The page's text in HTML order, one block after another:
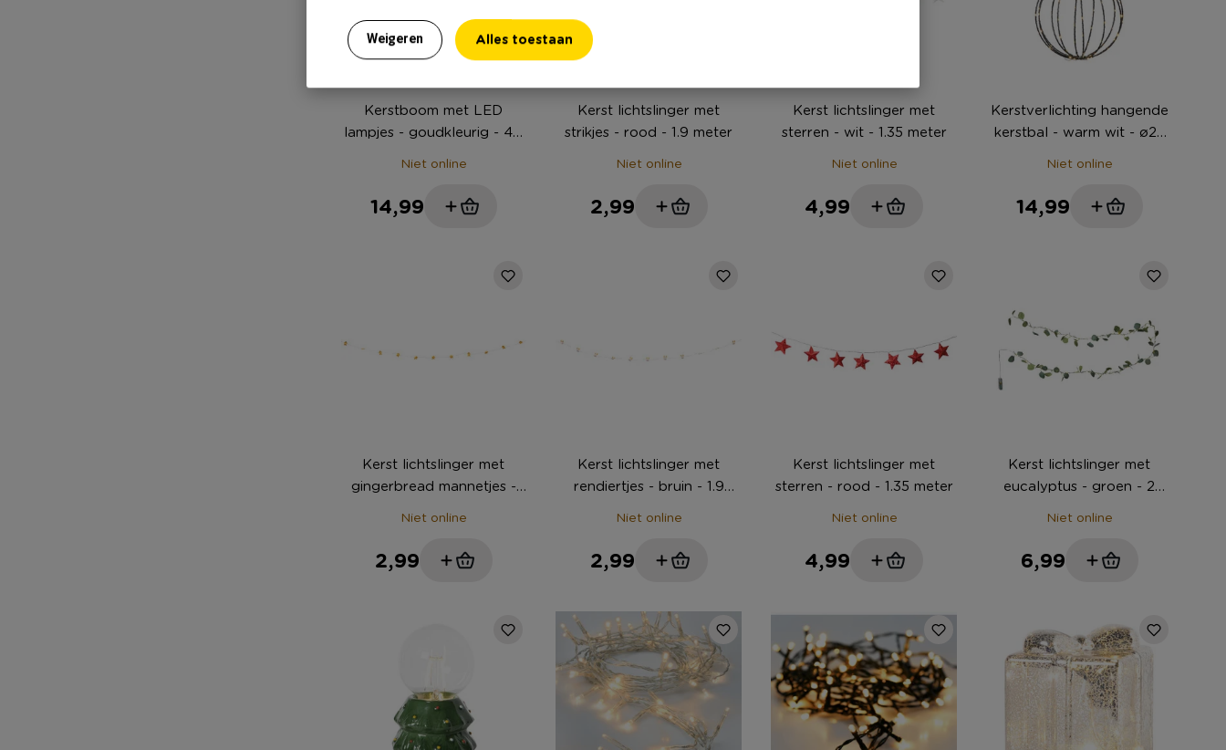
Weigeren Alles toestaan
Kerstboom met LED
lampjes - goudkleurig - 40
Niet online
14,99
Kerst lichtslinger met
strikjes - rood - 1.9 meter
Niet online
2,99
Kerst lichtslinger met
sterren - wit - 1.35 meter
Niet online
4,99
Kerstverlichting hangende
kerstbal - warm wit - ø25
Niet online
14,99
Kerst lichtslinger met
gingerbread mannetjes -
Niet online
2,99
Kerst lichtslinger met
rendiertjes - bruin - 1.9
Niet online
2,99
Kerst lichtslinger met
sterren - rood - 1.35 meter
Niet online
4,99
Kerst lichtslinger met
eucalyptus - groen - 2
Niet online
6,99